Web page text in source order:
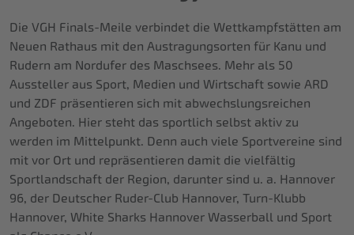
Die VGH Finals-Meile verbindet die Wettkampfstätten am
Neuen Rathaus mit den Austragungsorten für Kanu und
Rudern am Nordufer des Maschsees. Mehr als 50
Aussteller aus Sport, Medien und Wirtschaft sowie ARD
und ZDF präsentieren sich mit abwechslungsreichen
Angeboten. Hier steht das sportlich selbst aktiv zu
werden im Mittelpunkt. Denn auch viele Sportvereine sind
mit vor Ort und repräsentieren damit die vielfältig
Sportlandschaft der Region, darunter sind u. a. Hannover
96, der Deutscher Ruder-Club Hannover, Turn-Klubb
Hannover, White Sharks Hannover Wasserball und Sport